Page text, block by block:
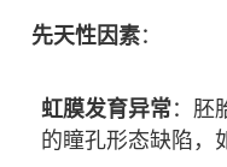
先天性因素：
虹膜发育异常：胚
的瞳孔形态缺陷，